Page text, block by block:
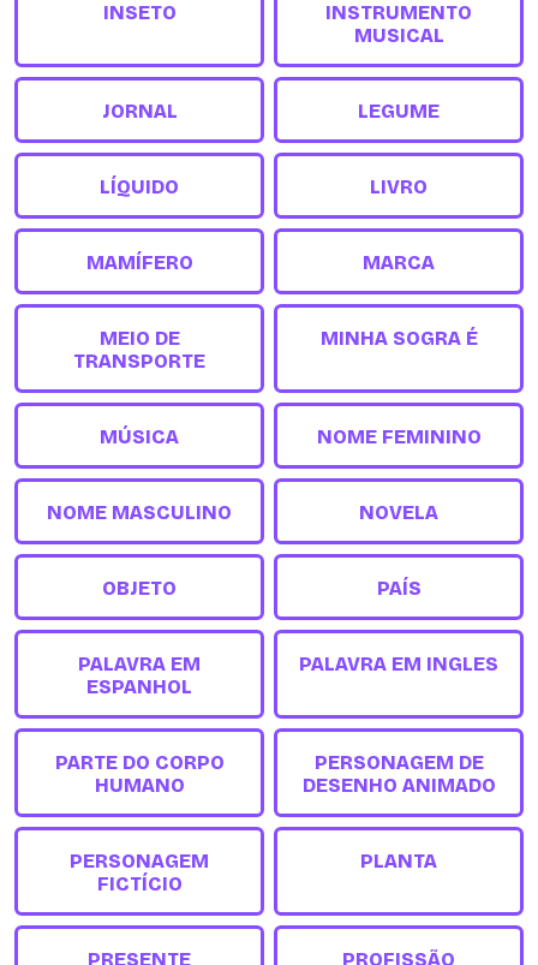
INSETO
INSTRUMENTO
MUSICAL
JORNAL LEGUME
LÍQUIDO LIVRO
MAMÍFERO MARCA
MEIO DE
TRANSPORTE
MINHA SOGRA É
MÚSICA NOME FEMININO
NOME MASCULINO NOVELA
OBJETO PAÍS
PALAVRA EM
ESPANHOL
PALAVRA EM INGLES
PARTE DO CORPO
HUMANO
PERSONAGEM DE
DESENHO ANIMADO
PERSONAGEM
FICTÍCIO
PLANTA
PRESENTE PROFISSÃO